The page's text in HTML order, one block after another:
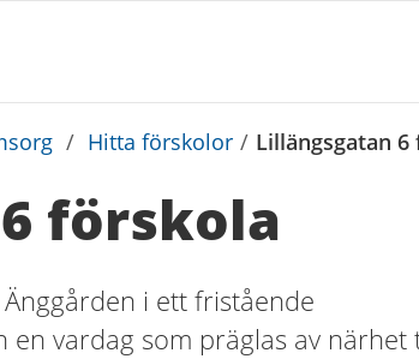
/ Hitta förskolor / Lillängsgatan
förskola
i ett fristående
vardag som präglas av närhet